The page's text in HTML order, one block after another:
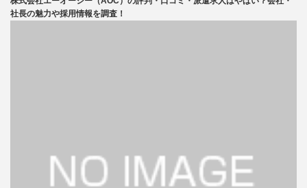
社長の魅力や採用情報を調査！